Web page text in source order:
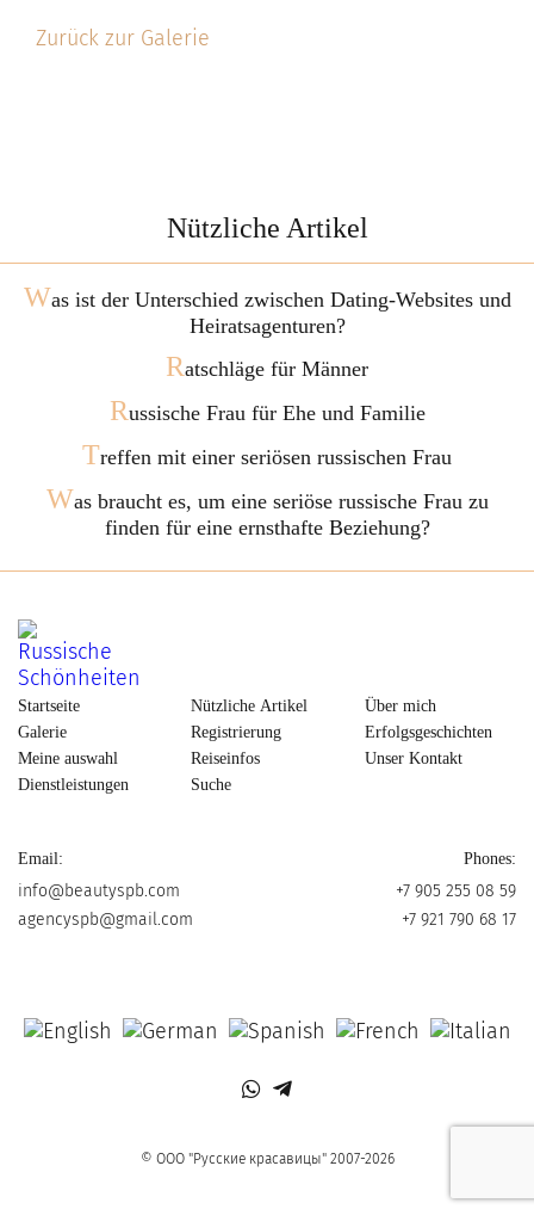
Zurück zur Galerie
Nützliche Artikel
Was ist der Unterschied zwischen Dating-Websites und
Heiratsagenturen?
Ratschläge für Männer
Russische Frau für Ehe und Familie
Treffen mit einer seriösen russischen Frau
Was braucht es, um eine seriöse russische Frau zu
finden für eine ernsthafte Beziehung?
Startseite
Galerie
Meine auswahl
Dienstleistungen
Nützliche Artikel
Registrierung
Reiseinfos
Suche
Über mich
Erfolgsgeschichten
Unser Kontakt
Email:
info@beautyspb.com
agencyspb@gmail.com
Phones:
+7 905 255 08 59
+7 921 790 68 17
© OOO "Русские красавицы" 2007-2026